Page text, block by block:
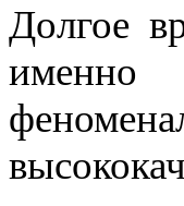
Долгое
именно